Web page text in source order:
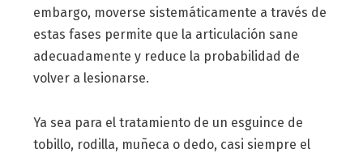
embargo, moverse sistemáticamente a través de
estas fases permite que la articulación sane
adecuadamente y reduce la probabilidad de
volver a lesionarse.
Ya sea para el tratamiento de un esguince de
tobillo, rodilla, muñeca o dedo, casi siempre el